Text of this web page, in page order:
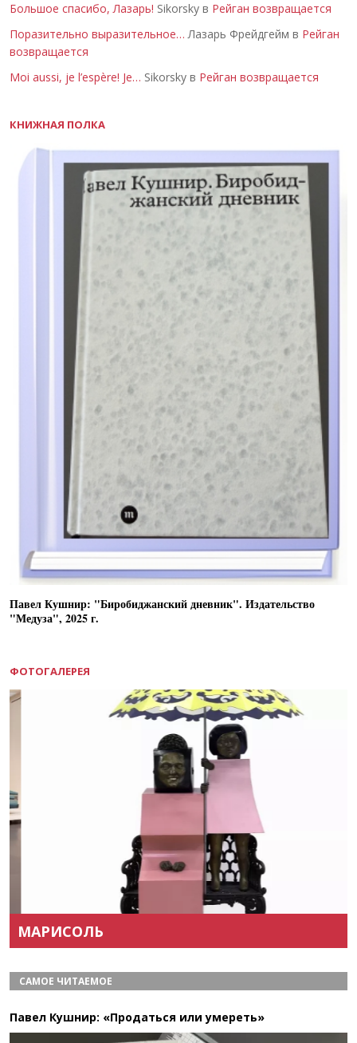
Большое спасибо, Лазарь! Sikorsky в Рейган возвращается
Поразительно выразительное… Лазарь Фрейдгейм в Рейган
возвращается
Moi aussi, je l’espère! Je… Sikorsky в Рейган возвращается
КНИЖНАЯ ПОЛКА
Павел Кушнир: "Биробиджанский дневник". Издательство
"Медуза", 2025 г.
ФОТОГАЛЕРЕЯ
МАРИСОЛЬ
САМОЕ ЧИТАЕМОЕ
Павел Кушнир: «Продаться или умереть»